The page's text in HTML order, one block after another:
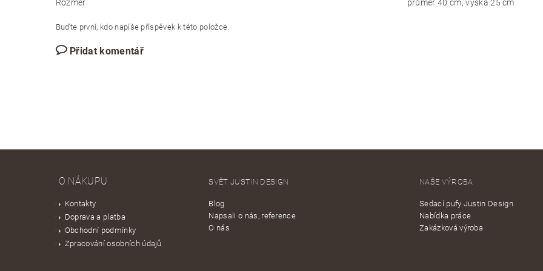
Rozměr
průměr 40 cm, výška 25 cm
Buďte první, kdo napíše příspěvek k této položce.
Přidat komentář
O NÁKUPU
Kontakty
Doprava a platba
Obchodní podmínky
Zpracování osobních údajů
SVĚT JUSTIN DESIGN
Blog
Napsali o nás, reference
O nás
NAŠE VÝROBA
Sedací pufy Justin Design
Nabídka práce
Zakázková výroba